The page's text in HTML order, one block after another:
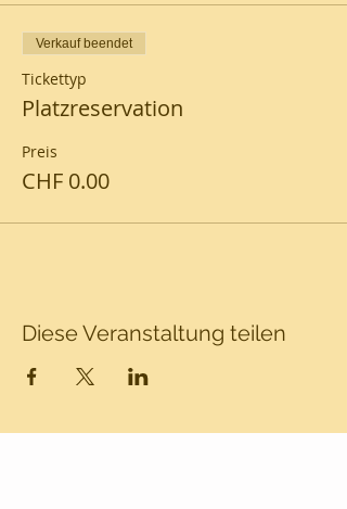
Verkauf beendet
Tickettyp
Platzreservation
Preis
CHF 0.00
Diese Veranstaltung teilen